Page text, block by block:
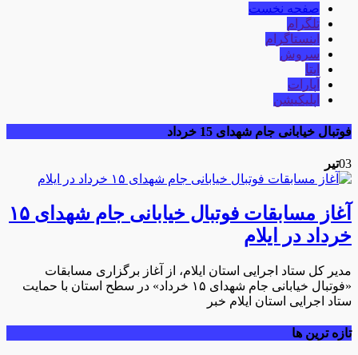
صفحه نخست
تلگرام
اینستاگرام
سروش
ایتا
آپارات
اپلیکیشن
فوتبال خیابانی جام شهدای 15 خرداد
03تیر
آغاز مسابقات فوتبال خیابانی جام شهدای ۱۵
خرداد در ایلام
مدیر کل ستاد اجرایی استان ایلام، از آغاز برگزاری مسابقات
«فوتبال خیابانی جام شهدای ۱۵ خرداد» در سطح استان با حمایت
ستاد اجرایی استان ایلام خبر
تازه ترین ها